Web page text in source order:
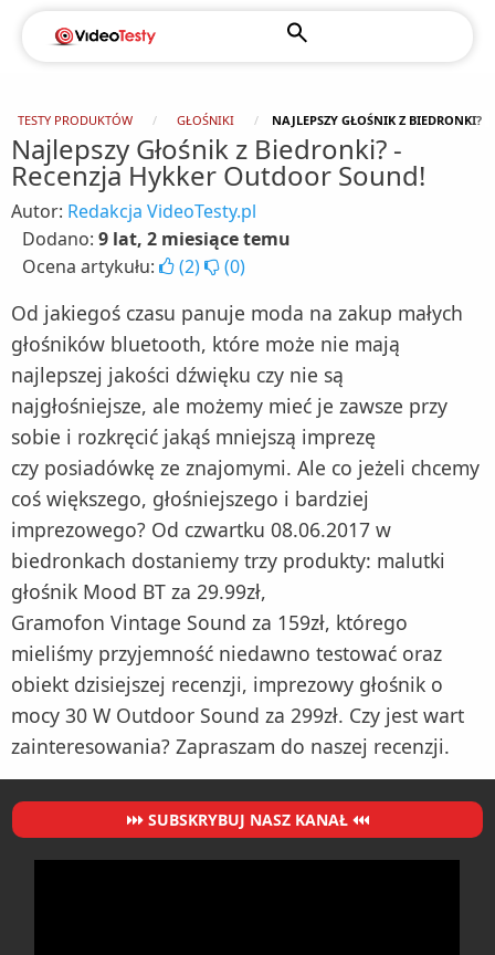
TESTY PRODUKTÓW GŁOŚNIKI NAJLEPSZY GŁOŚNIK Z BIEDRONKI?
Najlepszy Głośnik z Biedronki? -
Recenzja Hykker Outdoor Sound!
Autor: Redakcja VideoTesty.pl
Dodano: 9 lat, 2 miesiące temu
Ocena artykułu:
(2) (0)
Od jakiegoś czasu panuje moda na zakup małych
głośników bluetooth, które może nie mają
najlepszej jakości dźwięku czy nie są
najgłośniejsze, ale możemy mieć je zawsze przy
sobie i rozkręcić jakąś mniejszą imprezę
czy posiadówkę ze znajomymi. Ale co jeżeli chcemy
coś większego, głośniejszego i bardziej
imprezowego? Od czwartku 08.06.2017 w
biedronkach dostaniemy trzy produkty: malutki
głośnik Mood BT za 29.99zł,
Gramofon Vintage Sound za 159zł, którego
mieliśmy przyjemność niedawno testować oraz
obiekt dzisiejszej recenzji, imprezowy głośnik o
mocy 30 W Outdoor Sound za 299zł. Czy jest wart
zainteresowania? Zapraszam do naszej recenzji.
SUBSKRYBUJ NASZ KANAŁ